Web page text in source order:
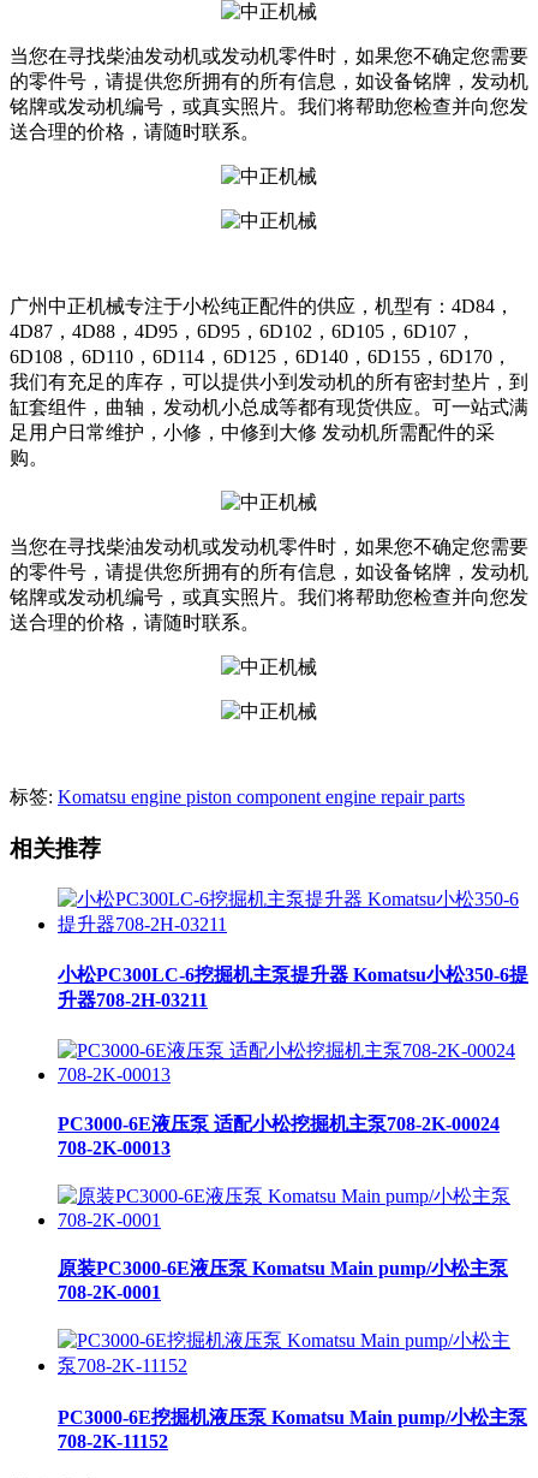
当您在寻找柴油发动机或发动机零件时，如果您不确定您需要
的零件号，请提供您所拥有的所有信息，如设备铭牌，发动机
铭牌或发动机编号，或真实照片。我们将帮助您检查并向您发
送合理的价格，请随时联系。
广州中正机械专注于小松纯正配件的供应，机型有：4D84，
4D87，4D88，4D95，6D95，6D102，6D105，6D107，
6D108，6D110，6D114，6D125，6D140，6D155，6D170，
我们有充足的库存，可以提供小到发动机的所有密封垫片，到
缸套组件，曲轴，发动机小总成等都有现货供应。可一站式满
足用户日常维护，小修，中修到大修 发动机所需配件的采
购。
当您在寻找柴油发动机或发动机零件时，如果您不确定您需要
的零件号，请提供您所拥有的所有信息，如设备铭牌，发动机
铭牌或发动机编号，或真实照片。我们将帮助您检查并向您发
送合理的价格，请随时联系。
标签: Komatsu engine piston component engine repair parts
相关推荐
小松PC300LC-6挖掘机主泵提升器 Komatsu小松350-6提
升器708-2H-03211
PC3000-6E液压泵 适配小松挖掘机主泵708-2K-00024
708-2K-00013
原装PC3000-6E液压泵 Komatsu Main pump/小松主泵
708-2K-0001
PC3000-6E挖掘机液压泵 Komatsu Main pump/小松主泵
708-2K-11152